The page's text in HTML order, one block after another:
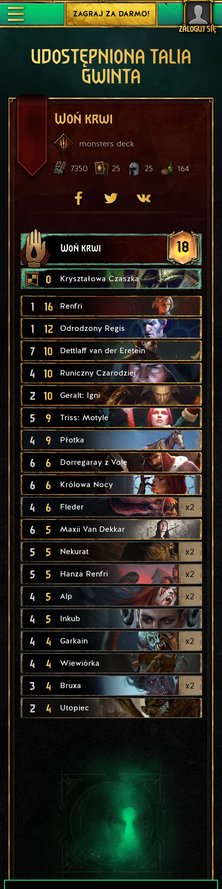
ZALOGUJ SIĘ
ZAGRAJ ZA DARMO!
UDOSTĘPNIONA TALIA
GWINTA
Woń krwi
monsters deck
7350 25 25 164
Woń krwi 18
0 Kryształowa Czaszka
1 16 Renfri
1 12 Odrodzony Regis
7 10 Dettlaff van der Eretein
4 10 Runiczny Czarodziej
2 10 Geralt: Igni
5 9 Triss: Motyle
4 9 Płotka
6 6 Dorregaray z Vole
6 6 Królowa Nocy
4 6 Fleder x2
6 5 Maxii Van Dekkar
5 5 Nekurat x2
5 5 Hanza Renfri x2
4 5 Alp x2
4 5 Inkub
4 4 Garkain x2
4 4 Wiewiórka
3 4 Bruxa x2
2 4 Utopiec